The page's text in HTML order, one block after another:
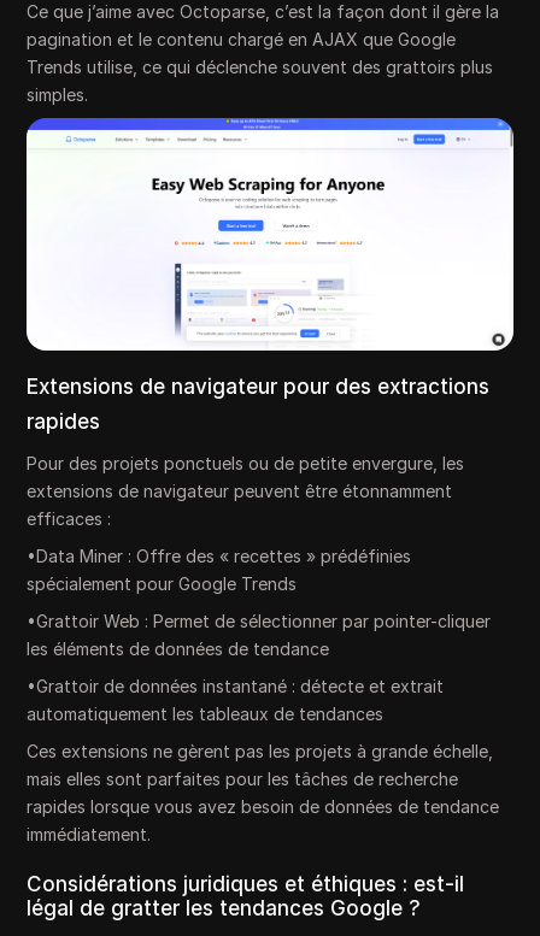
Ce que j’aime avec Octoparse, c’est la façon dont il gère la
pagination et le contenu chargé en AJAX que Google
Trends utilise, ce qui déclenche souvent des grattoirs plus
simples.
Extensions de navigateur pour des extractions
rapides
Pour des projets ponctuels ou de petite envergure, les
extensions de navigateur peuvent être étonnamment
efficaces :
•Data Miner : Offre des « recettes » prédéfinies
spécialement pour Google Trends
•Grattoir Web : Permet de sélectionner par pointer-cliquer
les éléments de données de tendance
•Grattoir de données instantané : détecte et extrait
automatiquement les tableaux de tendances
Ces extensions ne gèrent pas les projets à grande échelle,
mais elles sont parfaites pour les tâches de recherche
rapides lorsque vous avez besoin de données de tendance
immédiatement.
Considérations juridiques et éthiques : est-il
légal de gratter les tendances Google ?